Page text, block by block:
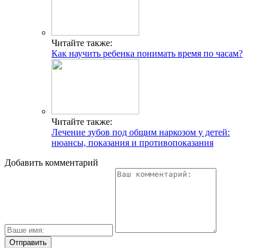
Читайте также:
Как научить ребенка понимать время по часам?
Читайте также:
Лечение зубов под общим наркозом у детей:
нюансы, показания и противопоказания
Добавить комментарий